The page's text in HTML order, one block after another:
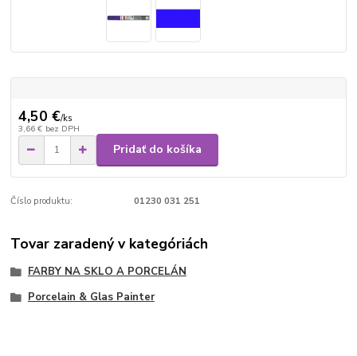
4,50 €/ks
3,66 € bez DPH
Pridať do košíka
Číslo produktu: 01230 031 251
Tovar zaradený v kategóriách
FARBY NA SKLO A PORCELÁN
Porcelain & Glas Painter